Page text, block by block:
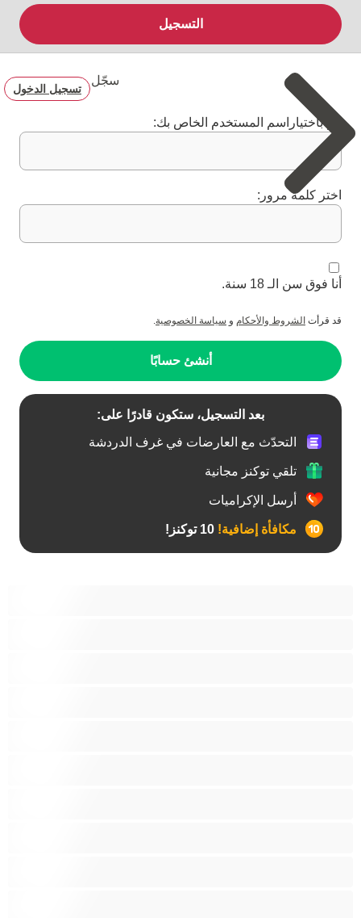
التسجيل
سجّل
تسجيل الدخول
قم باختياراسم المستخدم الخاص بك:
اختر كلمة مرور:
أنا فوق سن الـ 18 سنة.
قد قرأت الشروط والأحكام و سياسة الخصوصية.
أنشئ حسابًا
بعد التسجيل، ستكون قادرًا على:
التحدّث مع العارضات في غرف الدردشة
تلقي توكنز مجانية
أرسل الإكراميات
مكافأة إضافية!